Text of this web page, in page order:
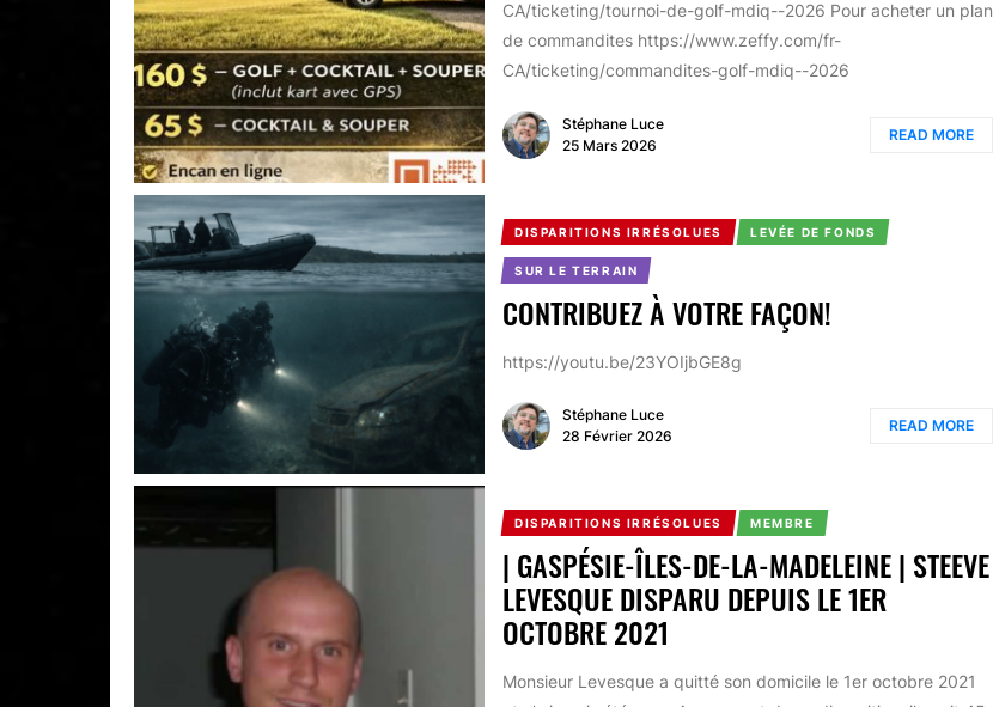
CA/ticketing/tournoi-de-golf-mdiq--2026 Pour acheter un plan
de commandites https://www.zeffy.com/fr-
CA/ticketing/commandites-golf-mdiq--2026
Stéphane Luce
25 Mars 2026
READ MORE
DISPARITIONS IRRÉSOLUES LEVÉE DE FONDS
SUR LE TERRAIN
CONTRIBUEZ À VOTRE FAÇON!
https://youtu.be/23YOIjbGE8g
Stéphane Luce
28 Février 2026
READ MORE
DISPARITIONS IRRÉSOLUES MEMBRE
| GASPÉSIE-ÎLES-DE-LA-MADELEINE | STEEVE
LEVESQUE DISPARU DEPUIS LE 1ER
OCTOBRE 2021
Monsieur Levesque a quitté son domicile le 1er octobre 2021